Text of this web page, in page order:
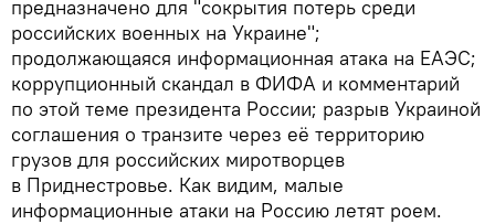
предназначено для "сокрытия потерь среди
российских военных на Украине";
продолжающаяся информационная атака на ЕАЭС;
коррупционный скандал в ФИФА и комментарий
по этой теме президента России; разрыв Украиной
соглашения о транзите через её территорию
грузов для российских миротворцев
в Приднестровье. Как видим, малые
информационные атаки на Россию летят роем.